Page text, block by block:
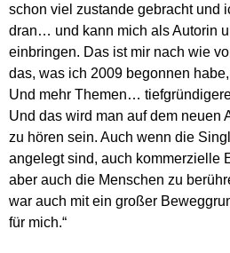
schon viel zustande gebracht und
dran… und kann mich als Autorin
einbringen. Das ist mir nach wie
das, was ich 2009 begonnen
Und mehr Themen…
Und das wird man auf dem neuen
zu hören sein. Auch wenn die
angelegt sind, auch kommerzielle
aber auch die Menschen zu
war auch mit ein großer
für mich.“